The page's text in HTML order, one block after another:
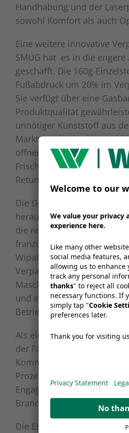
Handhabung und der
sowohl Komfort als auch
Eine weitere innovative
SMUG hat es in die
geschafft. Die 160g-
Fußabdruck um 20% im
Sie verfügt über eine
Produktqualität
unnötiger Kunststoff aus
Marktstandards eine
öffnen und mit einem
Frische des Produkts zu
Return-to-Store-Programm
Die GreenChoice by
herausragende Leistung
die recycelbare
französischen
Wipak-Lösungen sind
Verpackungslinien
Maschinen erforderlich
und effizienten Übergang
Betriebsunterbrechungen.
Als einer der
der Fachpack als
Kommitment. Hier stehen
Prozesse im Fokus. Die
Engagement, nachhaltige
Branche zu gestalten.
Die Einhaltung von